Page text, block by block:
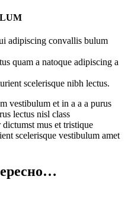
adipiscing convallis bulum
quam a natoque adipiscing a
scelerisque nibh lectus.
vestibulum et in a a a purus
lectus nisl class
mus et tristique
scelerisque vestibulum amet